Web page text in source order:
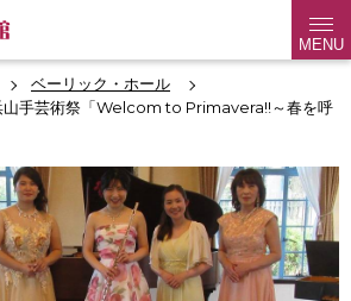
MENU
ベーリック・ホール
山手芸術祭「Welcom to Primavera!!～春を呼